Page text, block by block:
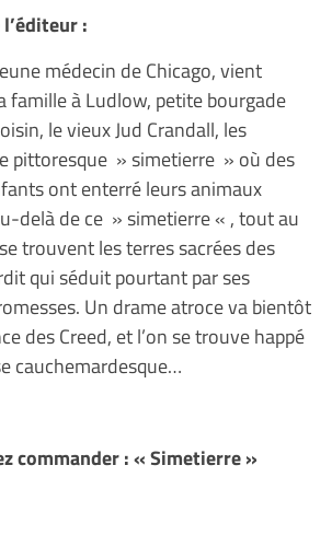
:
médecin de Chicago, vient
famille à Ludlow, petite bourgade
le vieux Jud Crandall, les
pittoresque » simetierre » où des
ont enterré leurs animaux
delà de ce » simetierre « , tout au
trouvent les terres sacrées des
qui séduit pourtant par ses
Un drame atroce va bientôt
des Creed, et l’on se trouve happé
cauchemardesque…
commander : « Simetierre »